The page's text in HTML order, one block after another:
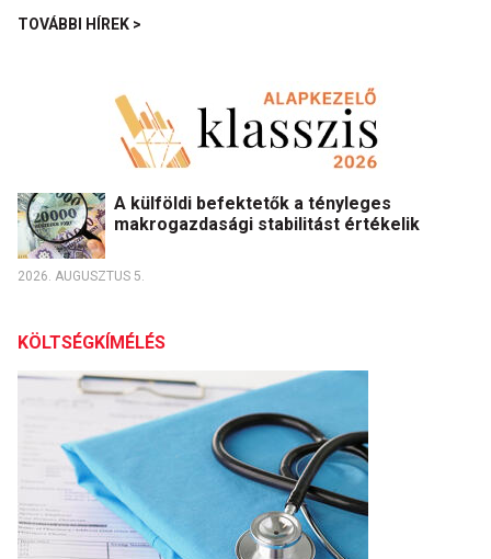
TOVÁBBI HÍREK >
A külföldi befektetők a tényleges
makrogazdasági stabilitást értékelik
2026. AUGUSZTUS 5.
KÖLTSÉGKÍMÉLÉS